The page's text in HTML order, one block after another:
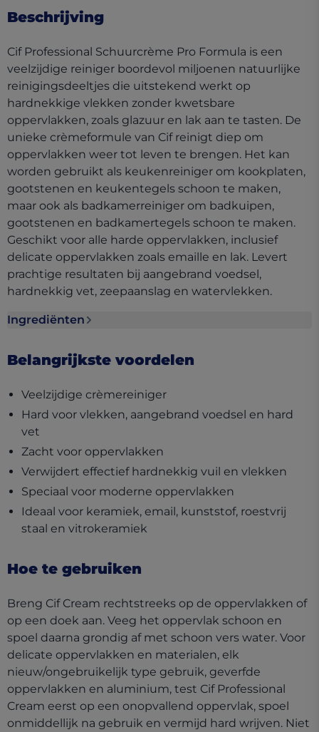
Beschrijving
Cif Professional Schuurcrème Pro Formula is een
veelzijdige reiniger boordevol miljoenen natuurlijke
reinigingsdeeltjes die uitstekend werkt op
hardnekkige vlekken zonder kwetsbare
oppervlakken, zoals glazuur en lak aan te tasten. De
unieke crèmeformule van Cif reinigt diep om
oppervlakken weer tot leven te brengen. Het kan
worden gebruikt als keukenreiniger om kookplaten,
gootstenen en keukentegels schoon te maken,
maar ook als badkamerreiniger om badkuipen,
gootstenen en badkamertegels schoon te maken.
Geschikt voor alle harde oppervlakken, inclusief
delicate oppervlakken zoals emaille en lak. Levert
prachtige resultaten bij aangebrand voedsel,
hardnekkig vet, zeepaanslag en watervlekken.
Ingrediënten
Belangrijkste voordelen
Veelzijdige crèmereiniger
Hard voor vlekken, aangebrand voedsel en hard
vet
Zacht voor oppervlakken
Verwijdert effectief hardnekkig vuil en vlekken
Speciaal voor moderne oppervlakken
Ideaal voor keramiek, email, kunststof, roestvrij
staal en vitrokeramiek
Hoe te gebruiken
Breng Cif Cream rechtstreeks op de oppervlakken of
op een doek aan. Veeg het oppervlak schoon en
spoel daarna grondig af met schoon vers water. Voor
delicate oppervlakken en materialen, elk
nieuw/ongebruikelijk type gebruik, geverfde
oppervlakken en aluminium, test Cif Professional
Cream eerst op een onopvallend oppervlak, spoel
onmiddellijk na gebruik en vermijd hard wrijven. Niet